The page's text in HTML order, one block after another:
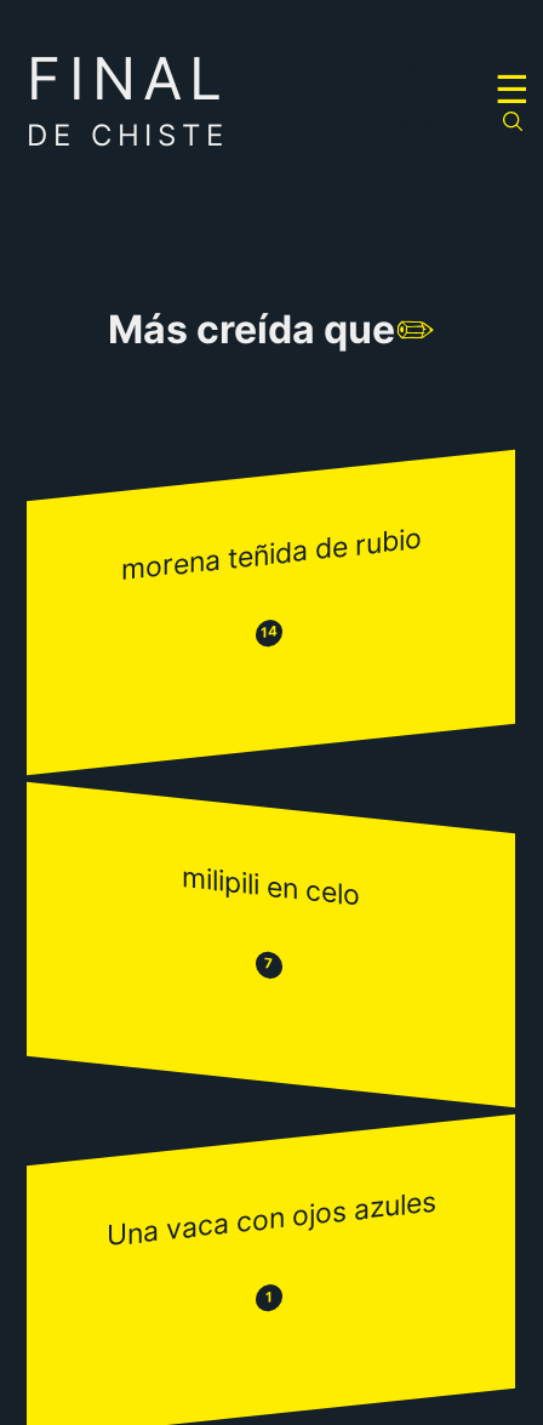
FINAL
DE CHISTE
☰
Más creída que✏️
morena teñida de rubio
😒 14 😂
milipili en celo
😒 7 😂
Una vaca con ojos azules
😒 1 😂